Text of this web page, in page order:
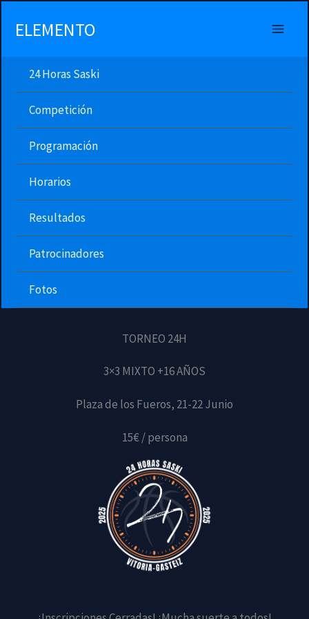
ELEMENTO
24 Horas Saski
Competición
Programación
Horarios
Resultados
Patrocinadores
Fotos
TORNEO 24H
3×3 MIXTO +16 AÑOS
Plaza de los Fueros, 21-22 Junio
15€ / persona